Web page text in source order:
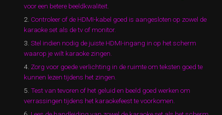
voor een betere beeldkwaliteit.
Controleer of de HDMI-kabel goed is aangesloten op zowel de
karaoke set als de tv of monitor.
Stel indien nodig de juiste HDMI-ingang in op het scherm
waarop je wilt karaoke zingen.
Zorg voor goede verlichting in de ruimte om teksten goed te
kunnen lezen tijdens het zingen.
Test van tevoren of het geluid en beeld goed werken om
verrassingen tijdens het karaokefeest te voorkomen.